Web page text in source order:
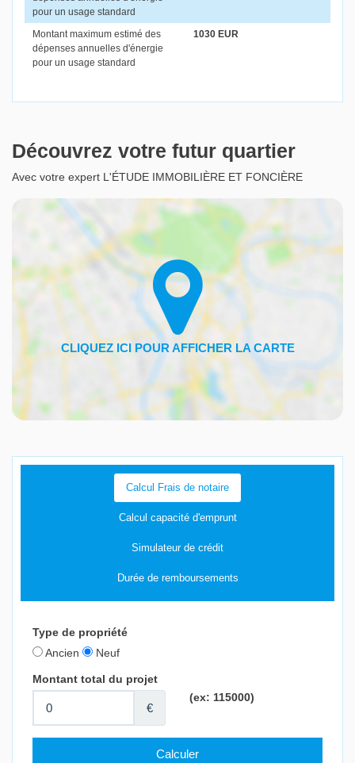
pour un usage standard
Montant maximum estimé des
dépenses annuelles d'énergie
pour un usage standard
1030 EUR
Découvrez votre futur quartier
Avec votre expert L'ÉTUDE IMMOBILIÈRE ET FONCIÈRE
Calcul Frais de notaire
Calcul capacité d'emprunt
Simulateur de crédit
Durée de remboursements